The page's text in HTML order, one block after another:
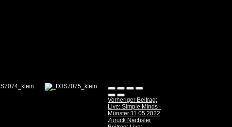
Vorheriger Beitrag:
Live: Simple Minds -
Münster 11.05.2022
Zurück Nächster